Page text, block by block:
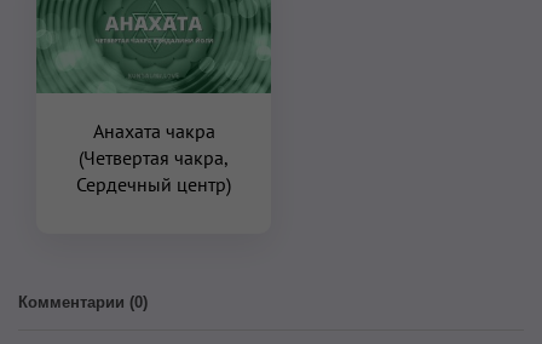
Анахата чакра
(Четвертая чакра,
Сердечный центр)
Комментарии (0)